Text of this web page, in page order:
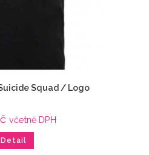
Squad / Logo
včetně DPH
Detail